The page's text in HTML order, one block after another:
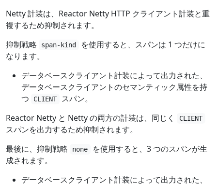
Netty 計装は、Reactor Netty HTTP クライアント計装と重
複するため抑制されます。
抑制戦略
span-kind
を使用すると、スパンは 1 つだけに
なります。
データベースクライアント計装によって出力された、
データベースクライアントのセマンティック属性を持
つ
CLIENT
スパン。
Reactor Netty と Netty の両方の計装は、同じく
CLIENT
スパンを出力するため抑制されます。
最後に、抑制戦略
none
を使用すると、3 つのスパンが生
成されます。
データベースクライアント計装によって出力された、